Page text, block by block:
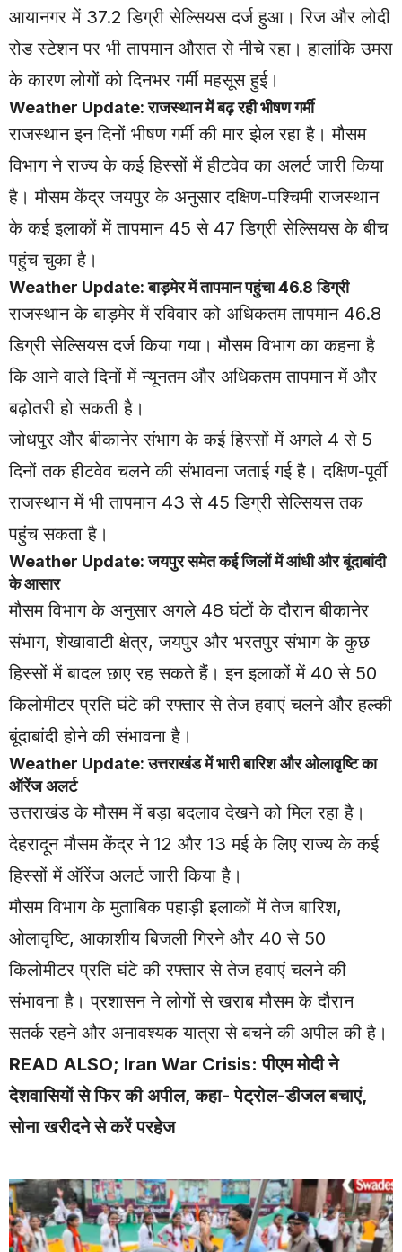
आयानगर में 37.2 डिग्री सेल्सियस दर्ज हुआ। रिज और लोदी
रोड स्टेशन पर भी तापमान औसत से नीचे रहा। हालांकि उमस
के कारण लोगों को दिनभर गर्मी महसूस हुई।
Weather Update: राजस्थान में बढ़ रही भीषण गर्मी
राजस्थान इन दिनों भीषण गर्मी की मार झेल रहा है। मौसम
विभाग ने राज्य के कई हिस्सों में हीटवेव का अलर्ट जारी किया
है। मौसम केंद्र जयपुर के अनुसार दक्षिण-पश्चिमी राजस्थान
के कई इलाकों में तापमान 45 से 47 डिग्री सेल्सियस के बीच
पहुंच चुका है।
Weather Update: बाड़मेर में तापमान पहुंचा 46.8 डिग्री
राजस्थान के बाड़मेर में रविवार को अधिकतम तापमान 46.8
डिग्री सेल्सियस दर्ज किया गया। मौसम विभाग का कहना है
कि आने वाले दिनों में न्यूनतम और अधिकतम तापमान में और
बढ़ोतरी हो सकती है।
जोधपुर और बीकानेर संभाग के कई हिस्सों में अगले 4 से 5
दिनों तक हीटवेव चलने की संभावना जताई गई है। दक्षिण-पूर्वी
राजस्थान में भी तापमान 43 से 45 डिग्री सेल्सियस तक
पहुंच सकता है।
Weather Update: जयपुर समेत कई जिलों में आंधी और बूंदाबांदी
के आसार
मौसम विभाग के अनुसार अगले 48 घंटों के दौरान बीकानेर
संभाग, शेखावाटी क्षेत्र, जयपुर और भरतपुर संभाग के कुछ
हिस्सों में बादल छाए रह सकते हैं। इन इलाकों में 40 से 50
किलोमीटर प्रति घंटे की रफ्तार से तेज हवाएं चलने और हल्की
बूंदाबांदी होने की संभावना है।
Weather Update: उत्तराखंड में भारी बारिश और ओलावृष्टि का
ऑरेंज अलर्ट
उत्तराखंड के मौसम में बड़ा बदलाव देखने को मिल रहा है।
देहरादून मौसम केंद्र ने 12 और 13 मई के लिए राज्य के कई
हिस्सों में ऑरेंज अलर्ट जारी किया है।
मौसम विभाग के मुताबिक पहाड़ी इलाकों में तेज बारिश,
ओलावृष्टि, आकाशीय बिजली गिरने और 40 से 50
किलोमीटर प्रति घंटे की रफ्तार से तेज हवाएं चलने की
संभावना है। प्रशासन ने लोगों से खराब मौसम के दौरान
सतर्क रहने और अनावश्यक यात्रा से बचने की अपील की है।
READ ALSO; Iran War Crisis: पीएम मोदी ने
देशवासियों से फिर की अपील, कहा- पेट्रोल-डीजल बचाएं,
सोना खरीदने से करें परहेज